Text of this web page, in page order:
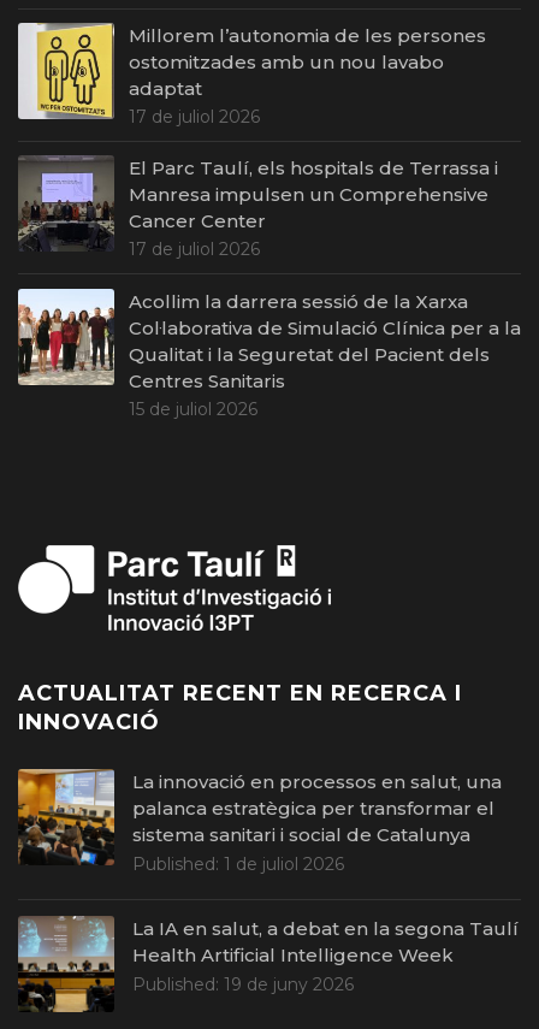
Millorem l’autonomia de les persones
ostomitzades amb un nou lavabo
adaptat
17 de juliol 2026
El Parc Taulí, els hospitals de Terrassa i
Manresa impulsen un Comprehensive
Cancer Center
17 de juliol 2026
Acollim la darrera sessió de la Xarxa
Col·laborativa de Simulació Clínica per a la
Qualitat i la Seguretat del Pacient dels
Centres Sanitaris
15 de juliol 2026
ACTUALITAT RECENT EN RECERCA I
INNOVACIÓ
La innovació en processos en salut, una
palanca estratègica per transformar el
sistema sanitari i social de Catalunya
Published: 1 de juliol 2026
La IA en salut, a debat en la segona Taulí
Health Artificial Intelligence Week
Published: 19 de juny 2026